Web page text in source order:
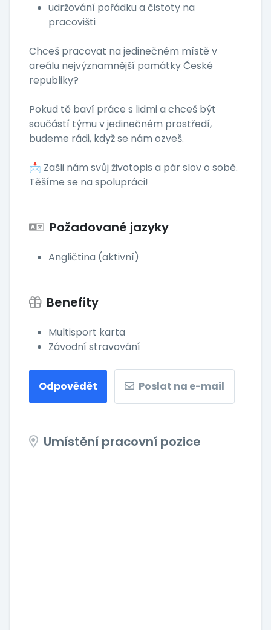
udržování pořádku a čistoty na
pracovišti
Chceš pracovat na jedinečném místě v
areálu nejvýznamnější památky České
republiky?
Pokud tě baví práce s lidmi a chceš být
součástí týmu v jedinečném prostředí,
budeme rádi, když se nám ozveš.
📩 Zašli nám svůj životopis a pár slov o sobě.
Těšíme se na spolupráci!
Požadované jazyky
Angličtina (aktivní)
Benefity
Multisport karta
Závodní stravování
Odpovědět Poslat na e-mail
Umístění pracovní pozice